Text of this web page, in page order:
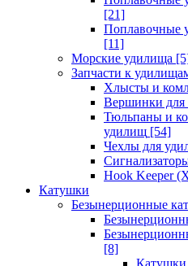
[21]
Поплавочные
[11]
Морские удилища
Запчасти к
Хлысты и
Вершинки для
Тюльпаны и
удилищ [54]
Чехлы для
Hook Keeper
Катушки
Безынерционные
[8]